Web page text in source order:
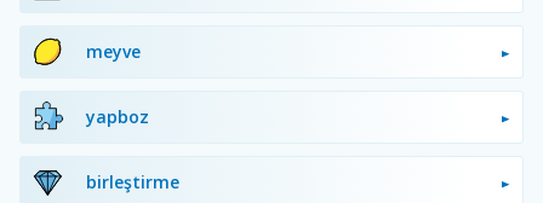
meyve
yapboz
birleştirme